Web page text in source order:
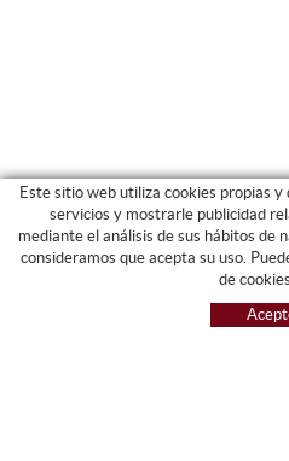
Este sitio web utiliza cookies propias
servicios y mostrarle publicidad
mediante el análisis de sus hábitos de
consideramos que acepta su uso.
de cookies